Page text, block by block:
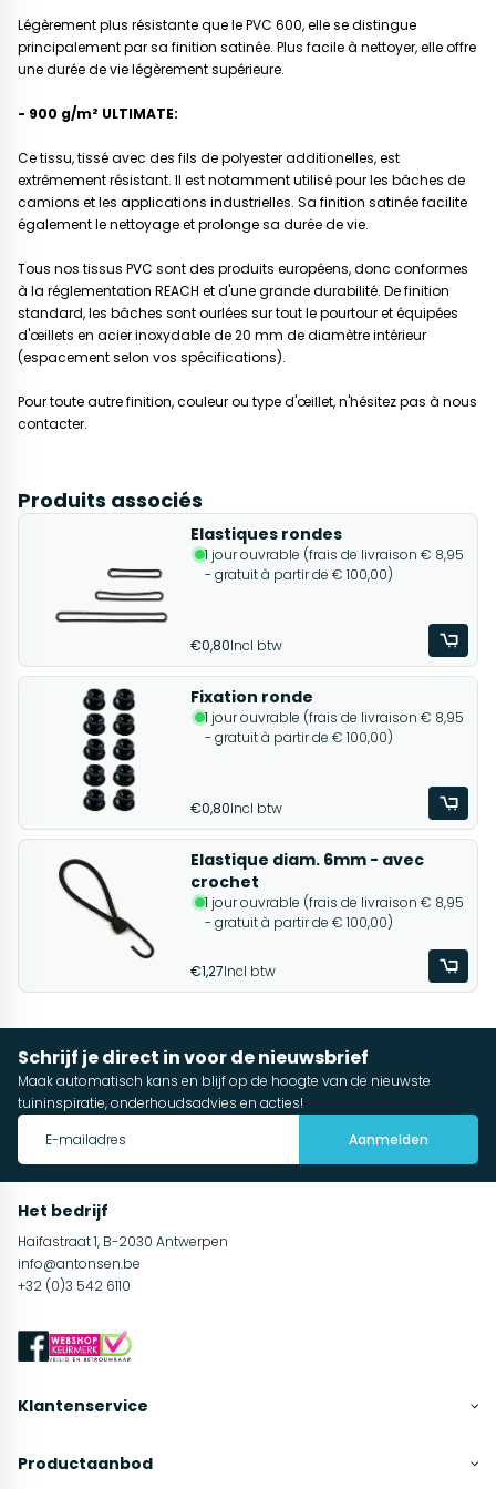
Légèrement plus résistante que le PVC 600, elle se distingue
principalement par sa finition satinée. Plus facile à nettoyer, elle offre
une durée de vie légèrement supérieure.
- 900 g/m² ULTIMATE:
Ce tissu, tissé avec des fils de polyester additionelles, est
extrêmement résistant. Il est notamment utilisé pour les bâches de
camions et les applications industrielles. Sa finition satinée facilite
également le nettoyage et prolonge sa durée de vie.
Tous nos tissus PVC sont des produits européens, donc conformes
à la réglementation REACH et d'une grande durabilité. De finition
standard, les bâches sont ourlées sur tout le pourtour et équipées
d'œillets en acier inoxydable de 20 mm de diamètre intérieur
(espacement selon vos spécifications).
Pour toute autre finition, couleur ou type d'œillet, n'hésitez pas à nous
contacter.
Produits associés
Elastiques rondes
1 jour ouvrable (frais de livraison € 8,95
- gratuit à partir de € 100,00)
€0,80Incl btw
Fixation ronde
1 jour ouvrable (frais de livraison € 8,95
- gratuit à partir de € 100,00)
€0,80Incl btw
Elastique diam. 6mm - avec
crochet
1 jour ouvrable (frais de livraison € 8,95
- gratuit à partir de € 100,00)
€1,27Incl btw
Schrijf je direct in voor de nieuwsbrief
Maak automatisch kans en blijf op de hoogte van de nieuwste
tuininspiratie, onderhoudsadvies en acties!
Aanmelden
Het bedrijf
Haifastraat 1, B-2030 Antwerpen
info@antonsen.be
+32 (0)3 542 6110
Klantenservice
Productaanbod